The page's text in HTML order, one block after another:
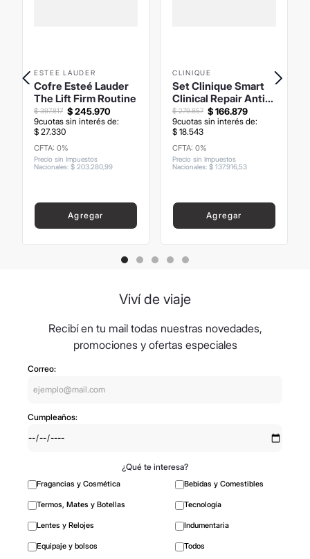
ESTEE LAUDER
Cofre Esteé Lauder
The Lift Firm Routine
$245.970
$ 397.817
9cuotas sin interés de:
$ 27.330
CFTA: 0%
Precio sin Impuestos
Nacionales: $ 20328099
Agregar
CLINIQUE
Set Clinique Smart
Clinical Repair Anti-
Edad Arrugas y
Líneas
$166.879
$ 279.857
9cuotas sin interés de:
$ 18.543
CFTA: 0%
Precio sin Impuestos
Nacionales: $ 137.91653
Agregar
Viví de viaje
Recibí en tu mail todas nuestras novedades,
promociones y ofertas especiales
Correo:
Cumpleaños:
¿Qué te interesa?
Fragancias y Cosmética Bebidas y Comestibles
Termos, Mates y Botellas Tecnología
Lentes y Relojes Indumentaria
Equipaje y bolsos Todos